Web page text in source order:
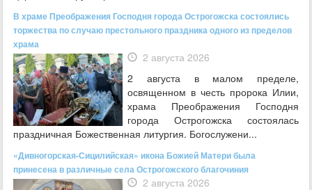
В храме Преображения Господня города Острогожска состоялись
торжества по случаю престольного праздника одного из пределов
храма
2 августа 2026
2 августа в малом пределе,
освященном в честь пророка Илии,
храма Преображения Господня
города Острогожска состоялась
праздничная Божественная литургия. Богослужени...
«Дивногорская-Сицилийская» икона Божией Матери была
принесена в различные села Острогожского благочиния
2 августа 2026